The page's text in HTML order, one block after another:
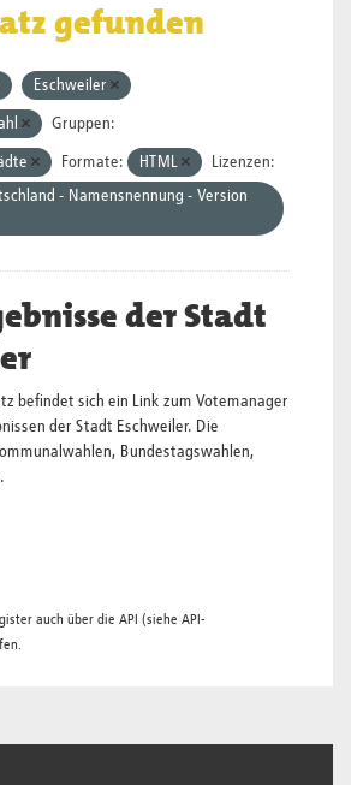
gefunden
Eschweiler
Gruppen:
Formate: HTML
Lizenzen:
- Namensnennung - Version
der Stadt
befindet sich ein Link zum Votemanager
der Stadt Eschweiler. Die
Bundestagswahlen,
auch über die API (siehe API-